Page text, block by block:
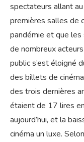
spectateurs allant
premières salles de
pandémie et que
de nombreux
public s’est éloigné
des billets de
des trois dernières
étaient de 17 lires
aujourd’hui, et la
cinéma un luxe.